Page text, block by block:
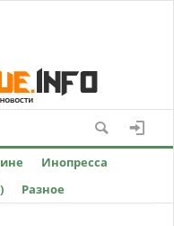
Инопресса
Разное